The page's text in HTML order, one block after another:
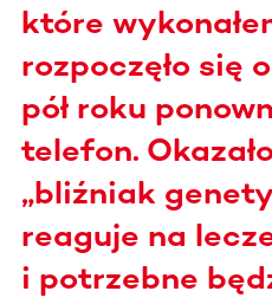
które
rozpoczęło się
pół roku
telefon.
„bliźniak
reaguje na
i potrzebne